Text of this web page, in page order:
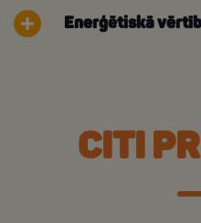
Enerģētiskā
CITI